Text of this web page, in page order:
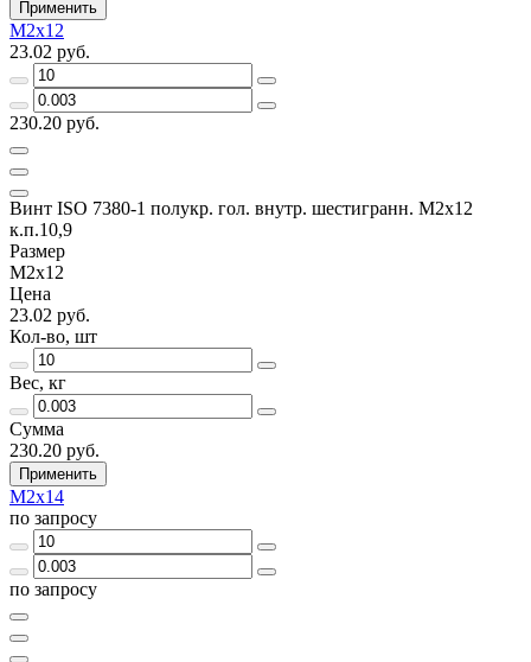
Применить
М2х12
23.02 руб.
230.20 руб.
Винт ISO 7380-1 полукр. гол. внутр. шестигранн. М2х12
к.п.10,9
Размер
М2х12
Цена
23.02 руб.
Кол-во, шт
Вес, кг
Сумма
230.20 руб.
Применить
М2х14
по запросу
по запросу